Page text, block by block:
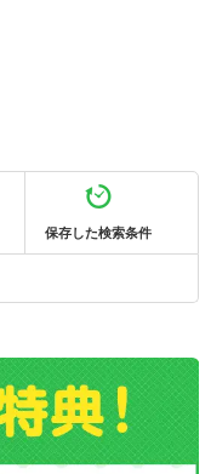
保存した検索条件